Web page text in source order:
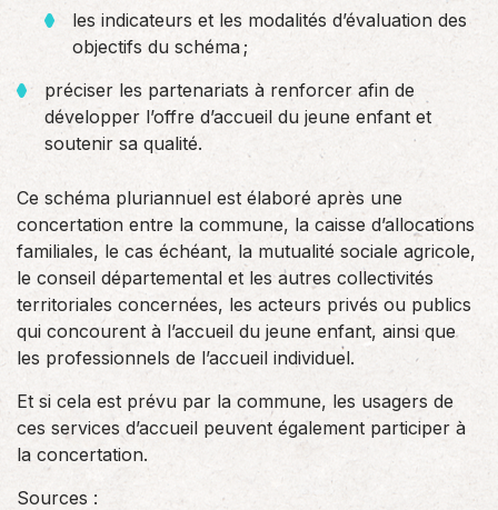
les indicateurs et les modalités d’évaluation des
objectifs du schéma ;
préciser les partenariats à renforcer afin de
développer l’offre d’accueil du jeune enfant et
soutenir sa qualité.
Ce schéma pluriannuel est élaboré après une
concertation entre la commune, la caisse d’allocations
familiales, le cas échéant, la mutualité sociale agricole,
le conseil départemental et les autres collectivités
territoriales concernées, les acteurs privés ou publics
qui concourent à l’accueil du jeune enfant, ainsi que
les professionnels de l’accueil individuel.
Et si cela est prévu par la commune, les usagers de
ces services d’accueil peuvent également participer à
la concertation.
Sources :